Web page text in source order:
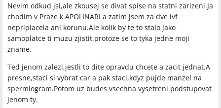
Nevim odkud jsi,ale zkousej se divat spise na statni zarizeni.Ja
chodim v Praze k APOLINARI a zatim jsem za dve ivf
nepriplacela ani korunu.Ale kolik by te to stalo jako
samoplatce ti muzu zjistit,protoze se to tyka jedne moji
zname.
Ted jenom zalezi,jestli to dite opravdu chcete a zacit jednat.A
presne,staci si vybrat car a pak staci,kdyz pujde manzel na
spermiogram.Potom uz budes vsechna vysetreni podstupovat
jenom ty.